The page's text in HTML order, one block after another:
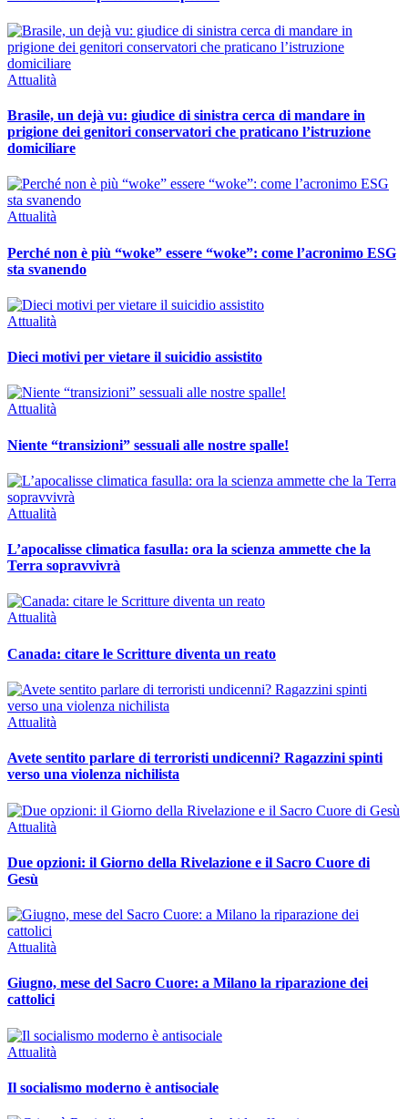
Attualità
Brasile, un dejà vu: giudice di sinistra cerca di mandare in
prigione dei genitori conservatori che praticano l’istruzione
domiciliare
Attualità
Perché non è più “woke” essere “woke”: come l’acronimo ESG
sta svanendo
Attualità
Dieci motivi per vietare il suicidio assistito
Attualità
Niente “transizioni” sessuali alle nostre spalle!
Attualità
L’apocalisse climatica fasulla: ora la scienza ammette che la
Terra sopravvivrà
Attualità
Canada: citare le Scritture diventa un reato
Attualità
Avete sentito parlare di terroristi undicenni? Ragazzini spinti
verso una violenza nichilista
Attualità
Due opzioni: il Giorno della Rivelazione e il Sacro Cuore di
Gesù
Attualità
Giugno, mese del Sacro Cuore: a Milano la riparazione dei
cattolici
Attualità
Il socialismo moderno è antisociale